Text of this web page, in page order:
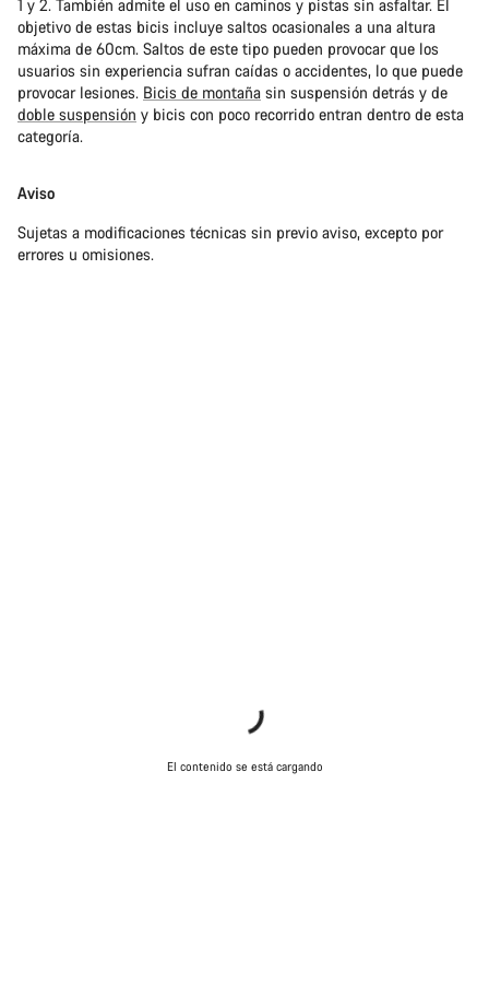
1 y 2. También admite el uso en caminos y pistas sin asfaltar. El
objetivo de estas bicis incluye saltos ocasionales a una altura
máxima de 60cm. Saltos de este tipo pueden provocar que los
usuarios sin experiencia sufran caídas o accidentes, lo que puede
provocar lesiones. Bicis de montaña sin suspensión detrás y de
doble suspensión y bicis con poco recorrido entran dentro de esta
categoría.
Aviso
Sujetas a modificaciones técnicas sin previo aviso, excepto por
errores u omisiones.
El contenido se está cargando